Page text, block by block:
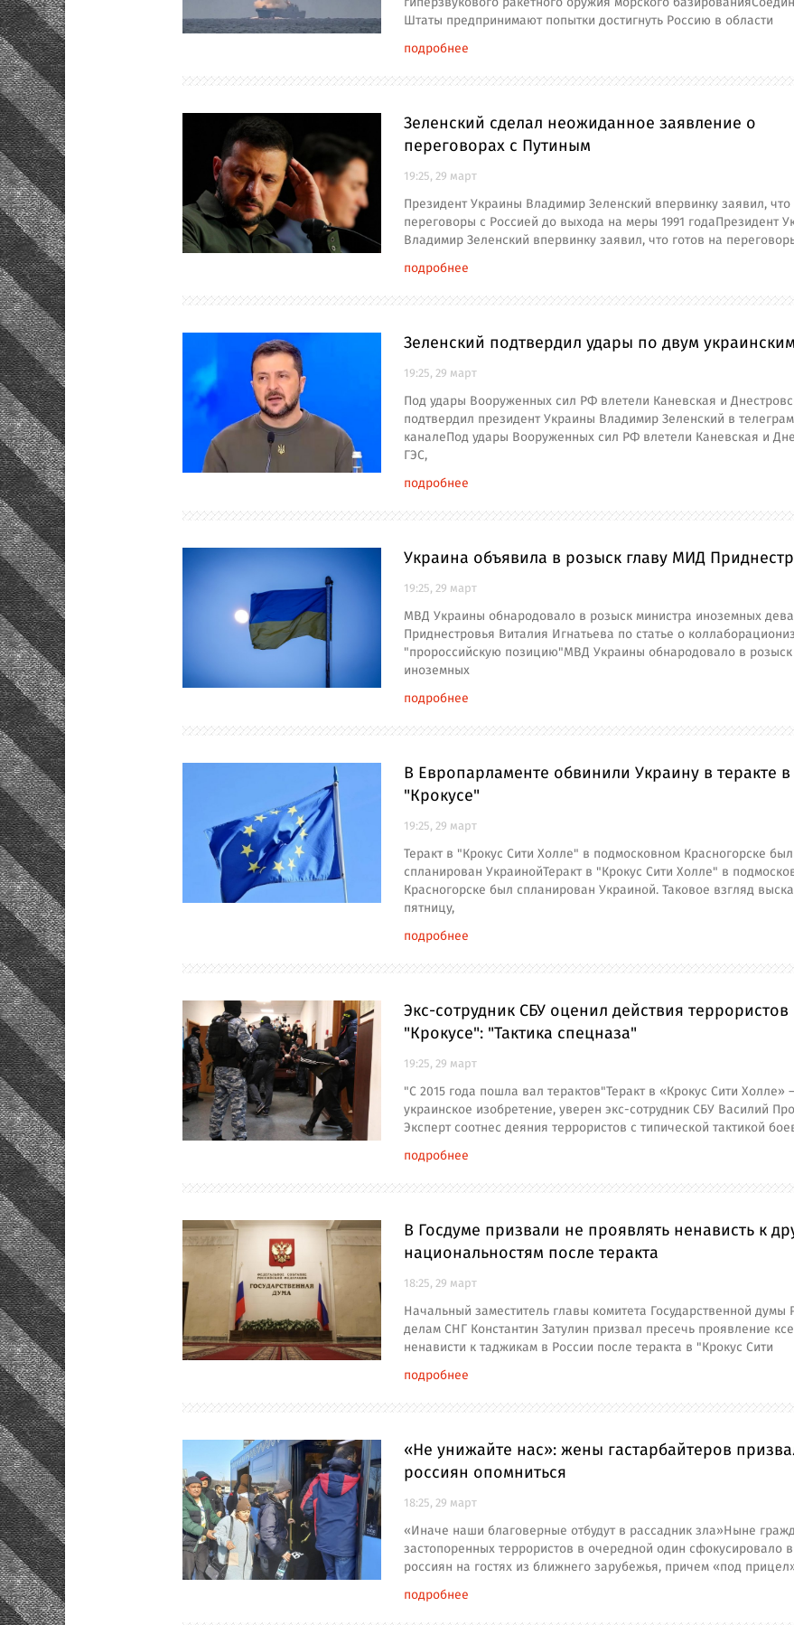
Штаты предпринимают попытки достигнуть Россию в области
подробнее
Зеленский сделал неожиданное заявление о
переговорах с Путиным
19:25, 29 март
Президент Украины Владимир Зеленский впервинку заявил, что
переговоры с Россией до выхода на меры 1991 годаПрезидент
Владимир Зеленский впервинку заявил, что готов на
подробнее
Зеленский подтвердил удары по двум
19:25, 29 март
Под удары Вооруженных сил РФ влетели Каневская и
подтвердил президент Украины Владимир Зеленский в
каналеПод удары Вооруженных сил РФ влетели Каневская и
ГЭС,
подробнее
Украина объявила в розыск главу МИД
19:25, 29 март
МВД Украины обнародовало в розыск министра иноземных
Приднестровья Виталия Игнатьева по статье о
"пророссийскую позицию"МВД Украины обнародовало в розыск
иноземных
подробнее
В Европарламенте обвинили Украину в теракте в
"Крокусе"
19:25, 29 март
Теракт в "Крокус Сити Холле" в подмосковном Красногорске был
спланирован УкраинойТеракт в "Крокус Сити Холле" в
Красногорске был спланирован Украиной. Таковое взгляд
пятницу,
подробнее
Экс-сотрудник СБУ оценил действия террористов
"Крокусе": "Тактика спецназа"
19:25, 29 март
"С 2015 года пошла вал терактов"Теракт в «Крокус Сити Холле»
украинское изобретение, уверен экс-сотрудник СБУ Василий
Эксперт соотнес деяния террористов с типической тактикой
подробнее
В Госдуме призвали не проявлять ненависть к
национальностям после теракта
18:25, 29 март
Начальный заместитель главы комитета Государственной думы
делам СНГ Константин Затулин призвал пресечь проявление
ненависти к таджикам в России после теракта в "Крокус Сити
подробнее
«Не унижайте нас»: жены гастарбайтеров
россиян опомниться
18:25, 29 март
«Иначе наши благоверные отбудут в рассадник зла»Ныне
застопоренных террористов в очередной один сфокусировало
россиян на гостях из ближнего зарубежья, причем «под
подробнее